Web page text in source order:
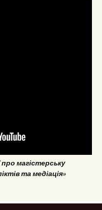
магістерську
та медіація»